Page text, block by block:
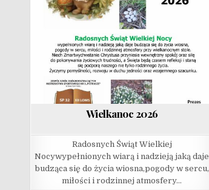
Wielkanoc 2026
Radosnych Świąt Wielkiej
Nocywypełnionych wiarą i nadzieją jaką daje
budząca się do życia wiosna,pogody w sercu,
miłości i rodzinnej atmosfery…